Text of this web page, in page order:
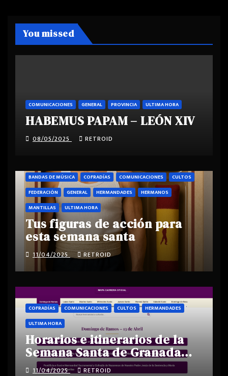
You missed
COMUNICACIONES GENERAL PROVINCIA ULTIMA HORA
HABEMUS PAPAM – LEÓN XIV
08/05/2025 RETROID
BANDAS DE MÚSICA COFRADÍAS COMUNICACIONES
CULTOS
FEDERACIÓN
GENERAL HERMANDADES
HERMANOS
MANTILLAS
ULTIMA HORA
Tus figuras de acción para
esta semana santa
11/04/2025 RETROID
COFRADÍAS COMUNICACIONES CULTOS
HERMANDADES
ULTIMA HORA
Horarios e itinerarios de la
Semana Santa de Granada
2025
11/04/2025 RETROID